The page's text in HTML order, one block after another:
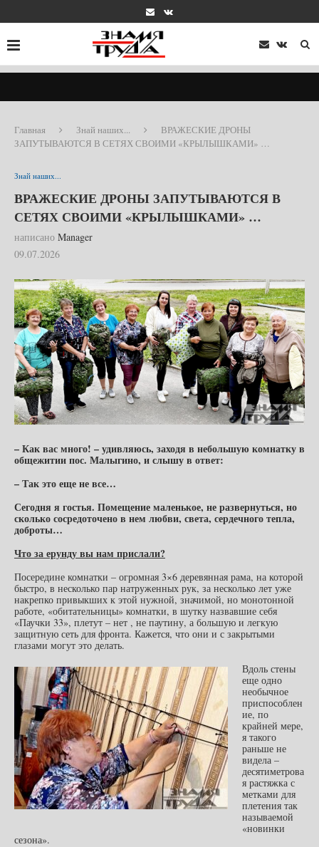
Главная Знай наших...
ВРАЖЕСКИЕ ДРОНЫ
ЗАПУТЫВАЮТСЯ В СЕТЯХ СВОИМИ «КРЫЛЫШКАМИ» …
Знай наших...
ВРАЖЕСКИЕ ДРОНЫ ЗАПУТЫВАЮТСЯ В
СЕТЯХ СВОИМИ «КРЫЛЫШКАМИ» …
написано Manager
09.07.2026
– Как вас много! – удивляюсь, заходя в небольшую комнатку в
общежитии пос. Малыгино, и слышу в ответ:
– Так это еще не все…
Сегодня я гостья. Помещение маленькое, не развернуться, но
сколько сосредоточено в нем любви, света, сердечного тепла,
доброты…
Что за ерунду вы нам прислали?
Посередине комнатки – огромная 3×6 деревянная рама, на которой
быстро, в несколько пар натруженных рук, за несколько лет уже
накрепко привыкших к этой нужной, значимой, но монотонной
работе, «обитательницы» комнатки, в шутку назвавшие себя
«Паучки 33», плетут – нет , не паутину, а большую и легкую
защитную сеть для фронта. Кажется, что они и с закрытыми
глазами могут это делать.
Вдоль стены
еще одно
необычное
приспособлен
ие, по
крайней мере,
я такого
раньше не
видела –
десятиметрова
я растяжка с
метками для
плетения так
называемой
«новинки
сезона».